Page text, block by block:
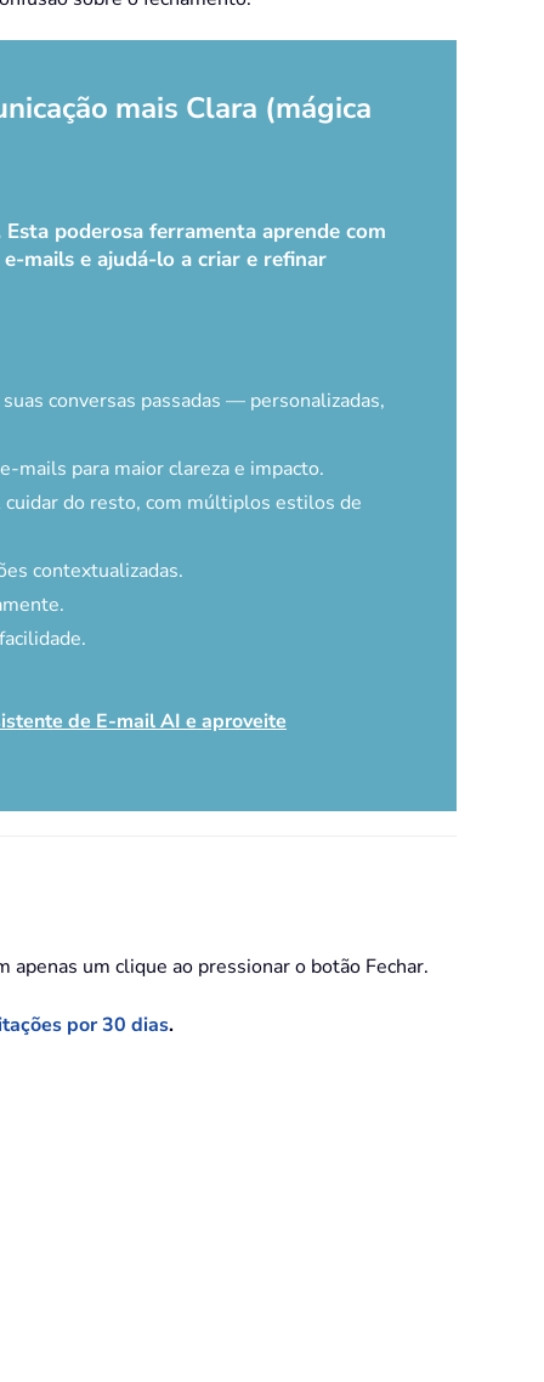
mais Clara (mágica
poderosa ferramenta aprende com
mails e ajudá-lo a criar e refinar
conversas passadas — personalizadas,
mails para maior clareza e impacto.
cuidar do resto, com múltiplos estilos de
contextualizadas.
de E-mail AI e aproveite
um clique ao pressionar o botão Fechar.
por 30 dias.